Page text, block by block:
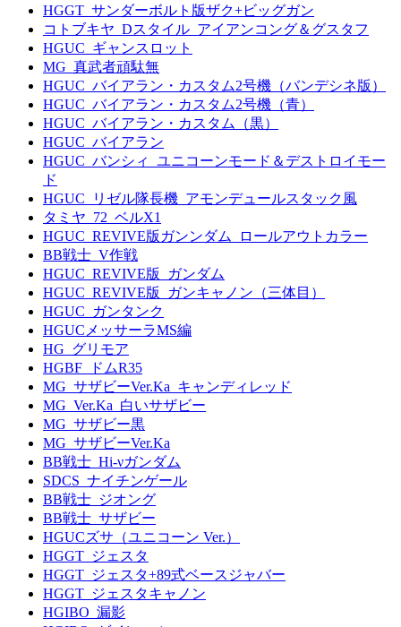
HGGT_サンダーボルト版ザク+ビッグガン
コトブキヤ_Dスタイル_アイアンコング＆グスタフ
HGUC_ギャンスロット
MG_真武者頑駄無
HGUC_バイアラン・カスタム2号機（バンデシネ版）
HGUC_バイアラン・カスタム2号機（青）
HGUC_バイアラン・カスタム（黒）
HGUC_バイアラン
HGUC_バンシィ_ユニコーンモード＆デストロイモー
ド
HGUC_リゼル隊長機_アモンデュールスタック風
タミヤ_72_ベルX1
HGUC_REVIVE版ガンンダム_ロールアウトカラー
BB戦士_V作戦
HGUC_REVIVE版_ガンダム
HGUC_REVIVE版_ガンキャノン（三体目）
HGUC_ガンタンク
HGUCメッサーラMS編
HG_グリモア
HGBF_ドムR35
MG_サザビーVer.Ka_キャンディレッド
MG_Ver.Ka_白いサザビー
MG_サザビー黒
MG_サザビーVer.Ka
BB戦士_Hi-νガンダム
SDCS_ナイチンゲール
BB戦士_ジオング
BB戦士_サザビー
HGUCズサ（ユニコーン Ver.）
HGGT_ジェスタ
HGGT_ジェスタ+89式ベースジャバー
HGGT_ジェスタキャノン
HGIBO_漏影